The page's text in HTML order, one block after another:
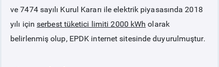
MALİ UZLAŞTIRMA
ve 7474 sayılı Kurul Kararı ile elektrik piyasasında 2018
yılı için serbest tüketici limiti 2000 kWh olarak
belirlenmiş olup, EPDK internet sitesinde duyurulmuştur.